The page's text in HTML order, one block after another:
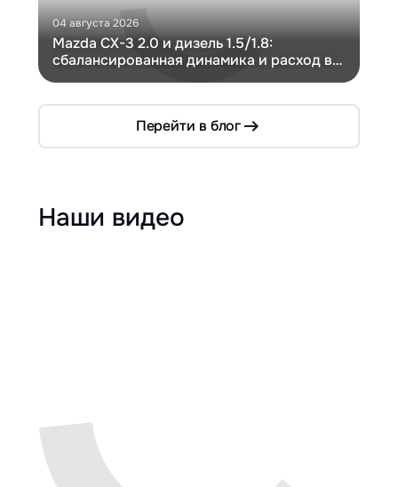
04 августа 2026
Mazda CX-3 2.0 и дизель 1.5/1.8:
сбалансированная динамика и расход в
Перейти в блог
Наши видео